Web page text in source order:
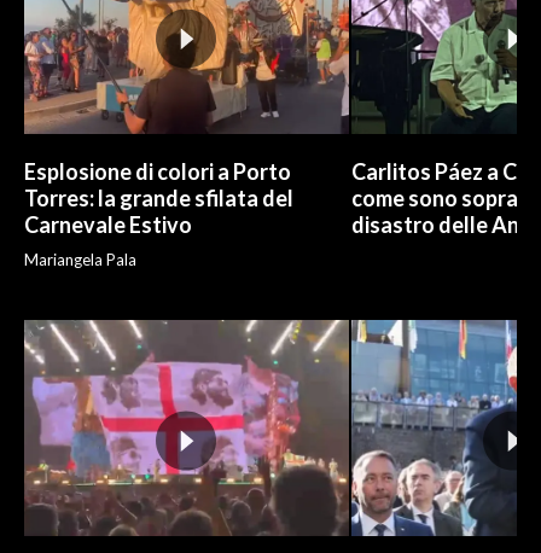
Esplosione di colori a Porto
Torres: la grande sfilata del
Carnevale Estivo
Mariangela Pala
Carlitos Páez a
come sono
disastro delle